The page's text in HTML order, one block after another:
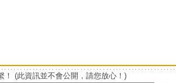
！ (此資訊並不會公開，請您放心！)